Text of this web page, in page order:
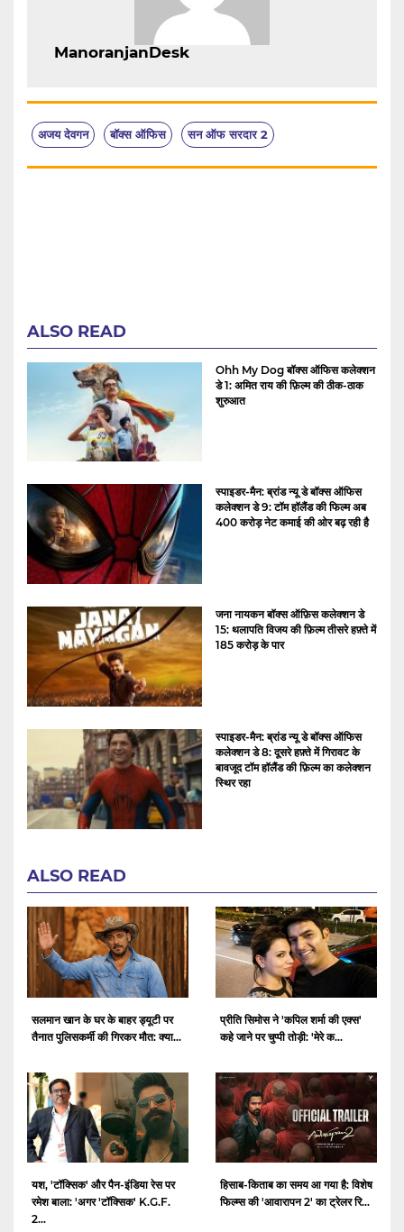
ManoranjanDesk
अजय देवगन बॉक्स ऑफिस सन ऑफ सरदार 2
ALSO READ
Ohh My Dog बॉक्स ऑफिस कलेक्शन
डे 1: अमित राय की फ़िल्म की ठीक-ठाक
शुरुआत
स्पाइडर-मैन: ब्रांड न्यू डे बॉक्स ऑफिस
कलेक्शन डे 9: टॉम हॉलैंड की फिल्म अब
400 करोड़ नेट कमाई की ओर बढ़ रही है
जना नायकन बॉक्स ऑफ़िस कलेक्शन डे
15: थलापति विजय की फ़िल्म तीसरे हफ़्ते में
185 करोड़ के पार
स्पाइडर-मैन: ब्रांड न्यू डे बॉक्स ऑफिस
कलेक्शन डे 8: दूसरे हफ़्ते में गिरावट के
बावजूद टॉम हॉलैंड की फ़िल्म का कलेक्शन
स्थिर रहा
ALSO READ
सलमान खान के घर के बाहर ड्यूटी पर
तैनात पुलिसकर्मी की गिरकर मौत: क्या...
प्रीति सिमोस ने 'कपिल शर्मा की एक्स'
कहे जाने पर चुप्पी तोड़ी: 'मेरे क...
यश, 'टॉक्सिक' और पैन-इंडिया रेस पर
रमेश बाला: 'अगर 'टॉक्सिक' K.G.F.
2...
हिसाब-किताब का समय आ गया है: विशेष
फिल्म्स की 'आवारापन 2' का ट्रेलर रि...